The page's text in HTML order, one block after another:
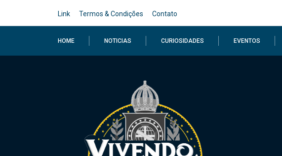
Link Termos & Condições Contato
HOME NOTICIAS CURIOSIDADES EVENTOS